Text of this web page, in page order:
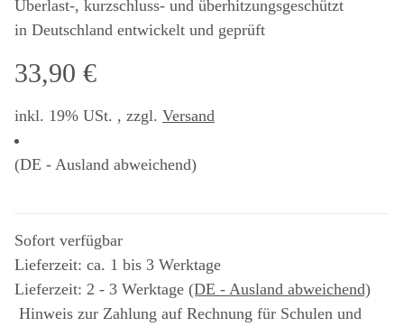
Überlast-, kurzschluss- und überhitzungsgeschützt
in Deutschland entwickelt und geprüft
33,90 €
inkl. 19% USt. , zzgl. Versand
(DE - Ausland abweichend)
Sofort verfügbar
Lieferzeit: ca. 1 bis 3 Werktage
Lieferzeit: 2 - 3 Werktage (DE - Ausland abweichend)
Hinweis zur Zahlung auf Rechnung für Schulen und